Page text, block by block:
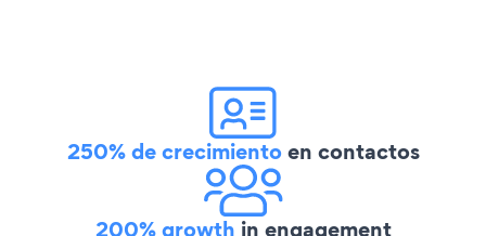
250% de crecimientoen contactos
200% growth in engagement